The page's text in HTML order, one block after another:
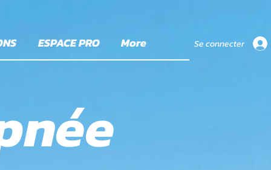
ESPACE PRO More Se connecter